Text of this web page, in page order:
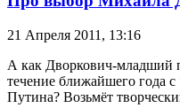
21 Апреля 2011, 13:16
А как Дворкович-младший
течение ближайшего года
Путина? Возьмёт